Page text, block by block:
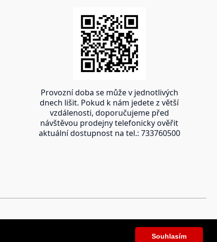
Souhlasím
Souhlasím
Provozní doba se může v jednotlivých
dnech lišit. Pokud k nám jedete z větší
vzdálenosti, doporučujeme před
návštěvou prodejny telefonicky ověřit
aktuální dostupnost na tel.: 733760500